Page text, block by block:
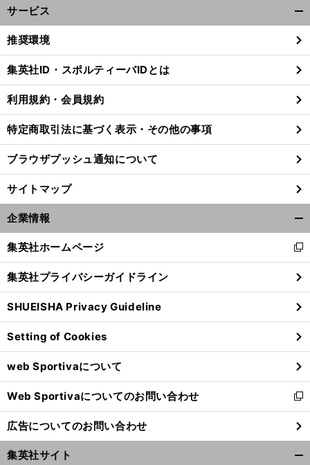
サービス
閉
る
推奨環境
集英社ID・スポルティーバIDとは
利用規約・会員規約
特定商取引法に基づく表示・その他の事項
ブラウザプッシュ通知について
サイトマップ
企業情報
閉
る
集英社ホームページ
新
し
い
ウ
ィ
ン
ド
ウ
で
開
く
集英社プライバシーガイドライン
SHUEISHA Privacy Guideline
Setting of Cookies
web Sportivaについて
Web Sportivaについてのお問い合わせ
新
し
い
ウ
ィ
広告についてのお問い合わせ
集英社サイト